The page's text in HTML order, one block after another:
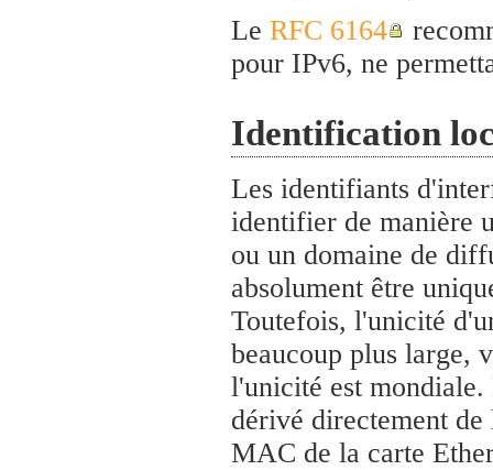
Le RFC 6164
pour IPv6, ne
Identification
Les identifiants
identifier de manière
ou un domaine de
absolument être
Toutefois, l'unicité
beaucoup plus large,
l'unicité est
dérivé directement de
MAC de la carte